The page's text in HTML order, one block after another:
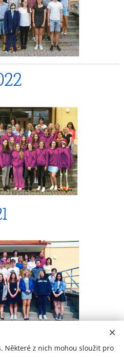
Některé z nich mohou sloužit pro